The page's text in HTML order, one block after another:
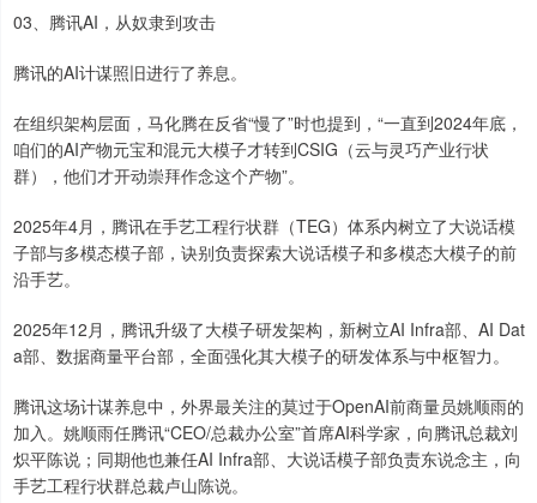
03、腾讯AI，从奴隶到攻击
腾讯的AI计谋照旧进行了养息。
在组织架构层面，马化腾在反省“慢了”时也提到，“一直到2024年底，
咱们的AI产物元宝和混元大模子才转到CSIG（云与灵巧产业行状
群），他们才开动崇拜作念这个产物”。
2025年4月，腾讯在手艺工程行状群（TEG）体系内树立了大说话模
子部与多模态模子部，诀别负责探索大说话模子和多模态大模子的前
沿手艺。
2025年12月，腾讯升级了大模子研发架构，新树立AI Infra部、AI Dat
a部、数据商量平台部，全面强化其大模子的研发体系与中枢智力。
腾讯这场计谋养息中，外界最关注的莫过于OpenAI前商量员姚顺雨的
加入。姚顺雨任腾讯“CEO/总裁办公室”首席AI科学家，向腾讯总裁刘
炽平陈说；同期他也兼任AI Infra部、大说话模子部负责东说念主，向
手艺工程行状群总裁卢山陈说。